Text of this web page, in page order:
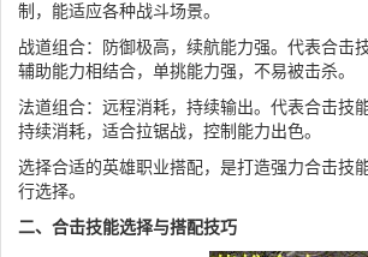
制，能适应各种战斗场景。
战道组合：防御极高，续航能力强。代表合击
辅助能力相结合，单挑能力强，不易被击杀。
法道组合：远程消耗，持续输出。代表合击技
持续消耗，适合拉锯战，控制能力出色。
选择合适的英雄职业搭配，是打造强力合击技
行选择。
二、合击技能选择与搭配技巧